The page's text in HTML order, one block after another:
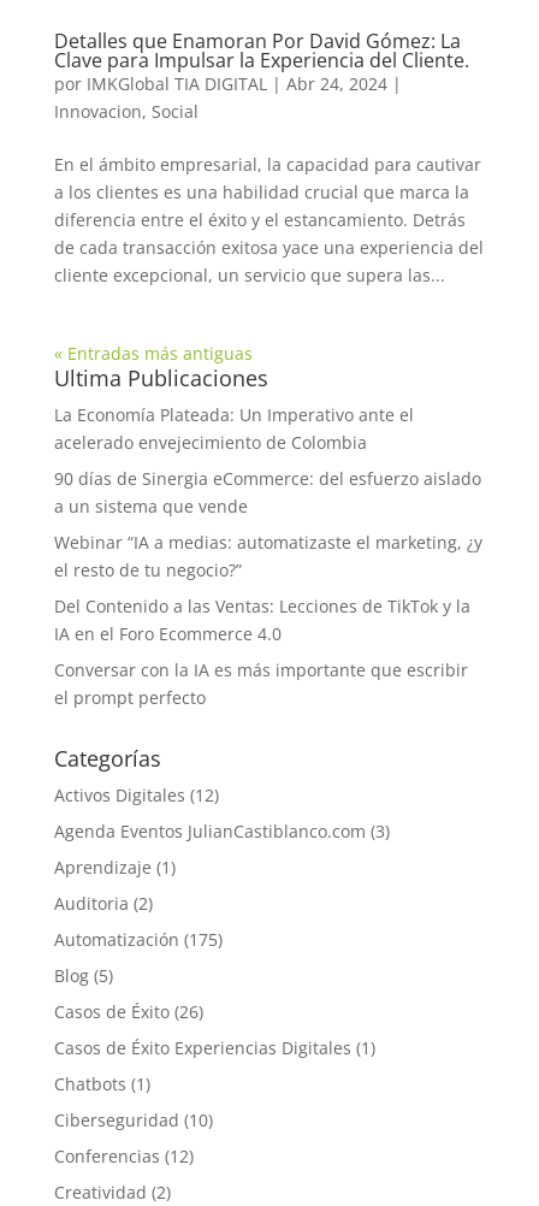
Detalles que Enamoran Por David Gómez: La
Clave para Impulsar la Experiencia del Cliente.
por IMKGlobal TIA DIGITAL| Abr 24, 2024|
Innovacion, Social
En el ámbito empresarial, la capacidad para cautivar
a los clientes es una habilidad crucial que marca la
diferencia entre el éxito y el estancamiento. Detrás
de cada transacción exitosa yace una experiencia del
cliente excepcional, un servicio que supera las...
« Entradas más antiguas
Ultima Publicaciones
La Economía Plateada: Un Imperativo ante el
acelerado envejecimiento de Colombia
90 días de Sinergia eCommerce: del esfuerzo aislado
a un sistema que vende
Webinar “IA a medias: automatizaste el marketing, ¿y
el resto de tu negocio?”
Del Contenido a las Ventas: Lecciones de TikTok y la
IA en el Foro Ecommerce 4.0
Conversar con la IA es más importante que escribir
el prompt perfecto
Categorías
Activos Digitales (12)
Agenda Eventos JulianCastiblanco.com (3)
Aprendizaje (1)
Auditoria (2)
Automatización (175)
Blog(5)
Casos de Éxito(26)
Casos de Éxito Experiencias Digitales (1)
Chatbots (1)
Ciberseguridad (10)
Conferencias (12)
Creatividad (2)